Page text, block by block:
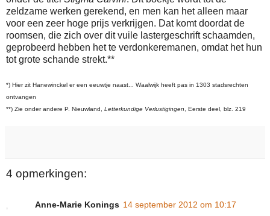
zeldzame werken gerekend, en men kan het alleen maar
voor een zeer hoge prijs verkrijgen. Dat komt doordat de
roomsen, die zich over dit vuile lastergeschrift schaamden,
geprobeerd hebben het te verdonkeremanen, omdat het hun
tot grote schande strekt.**
*) Hier zit Hanewinckel er een eeuwtje naast... Waalwijk heeft pas in 1303 stadsrechten
ontvangen
**) Zie onder andere P. Nieuwland, Letterkundige Verlustigingen , Eerste deel, blz. 219
4 opmerkingen:
Anne-Marie Konings 14 september 2012 om 10:17